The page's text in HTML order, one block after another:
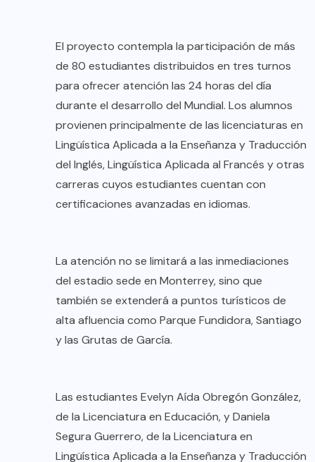
El proyecto contempla la participación de más
de 80 estudiantes distribuidos en tres turnos
para ofrecer atención las 24 horas del día
durante el desarrollo del Mundial. Los alumnos
provienen principalmente de las licenciaturas en
Lingüística Aplicada a la Enseñanza y Traducción
del Inglés, Lingüística Aplicada al Francés y otras
carreras cuyos estudiantes cuentan con
certificaciones avanzadas en idiomas.
La atención no se limitará a las inmediaciones
del estadio sede en Monterrey, sino que
también se extenderá a puntos turísticos de
alta afluencia como Parque Fundidora, Santiago
y las Grutas de García.
Las estudiantes Evelyn Aída Obregón González,
de la Licenciatura en Educación, y Daniela
Segura Guerrero, de la Licenciatura en
Lingüística Aplicada a la Enseñanza y Traducción